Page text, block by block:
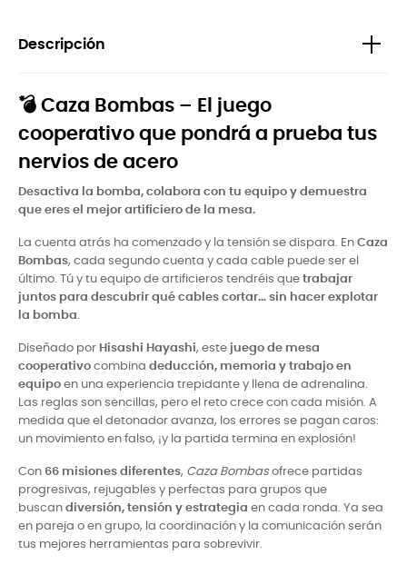
Descripción
💣 Caza Bombas – El juego
cooperativo que pondrá a prueba tus
nervios de acero
Desactiva la bomba, colabora con tu equipo y demuestra
que eres el mejor artificiero de la mesa.
La cuenta atrás ha comenzado y la tensión se dispara. En Caza
Bombas, cada segundo cuenta y cada cable puede ser el
último. Tú y tu equipo de artificieros tendréis que trabajar
juntos para descubrir qué cables cortar… sin hacer explotar
la bomba.
Diseñado por Hisashi Hayashi, este juego de mesa
cooperativo combina deducción, memoria y trabajo en
equipo en una experiencia trepidante y llena de adrenalina.
Las reglas son sencillas, pero el reto crece con cada misión. A
medida que el detonador avanza, los errores se pagan caros:
un movimiento en falso, ¡y la partida termina en explosión!
Con 66 misiones diferentes, Caza Bombasofrece partidas
progresivas, rejugables y perfectas para grupos que
buscan diversión, tensión y estrategia en cada ronda. Ya sea
en pareja o en grupo, la coordinación y la comunicación serán
tus mejores herramientas para sobrevivir.